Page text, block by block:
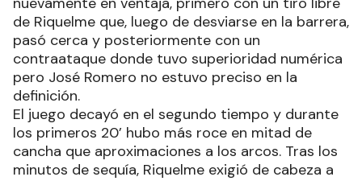
de Riquelme que, luego de desviarse en la barrera,
pasó cerca y posteriormente con un
contraataque donde tuvo superioridad numérica
pero José Romero no estuvo preciso en la
definición.
El juego decayó en el segundo tiempo y durante
los primeros 20’ hubo más roce en mitad de
cancha que aproximaciones a los arcos. Tras los
minutos de sequía, Riquelme exigió de cabeza a